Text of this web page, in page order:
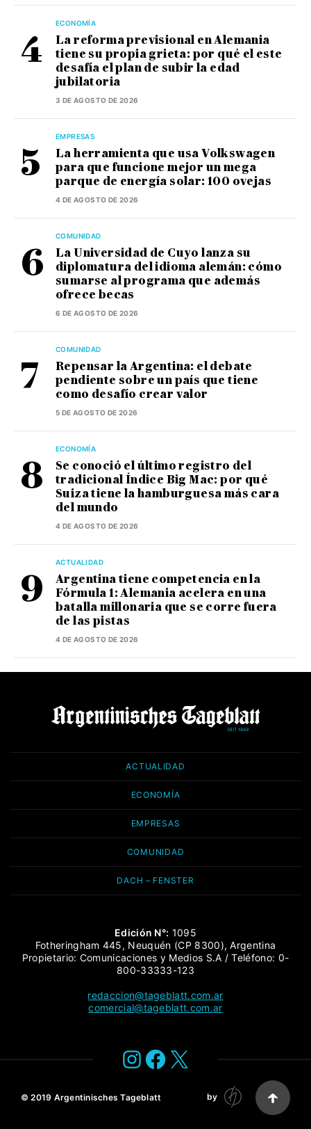
ECONOMÍA
La reforma previsional en Alemania
tiene su propia grieta: por qué el este
desafía el plan de subir la edad
jubilatoria
3 DE AGOSTO DE 2026
EMPRESAS
La herramienta que usa Volkswagen
para que funcione mejor un mega
parque de energía solar: 100 ovejas
4 DE AGOSTO DE 2026
COMUNIDAD
La Universidad de Cuyo lanza su
diplomatura del idioma alemán: cómo
sumarse al programa que además
ofrece becas
6 DE AGOSTO DE 2026
COMUNIDAD
Repensar la Argentina: el debate
pendiente sobre un país que tiene
como desafío crear valor
5 DE AGOSTO DE 2026
ECONOMÍA
Se conoció el último registro del
tradicional Índice Big Mac: por qué
Suiza tiene la hamburguesa más cara
del mundo
4 DE AGOSTO DE 2026
ACTUALIDAD
Argentina tiene competencia en la
Fórmula 1: Alemania acelera en una
batalla millonaria que se corre fuera
de las pistas
4 DE AGOSTO DE 2026
ACTUALIDAD
ECONOMÍA
EMPRESAS
COMUNIDAD
DACH – FENSTER
Edición N°: 1095
Fotheringham 445, Neuquén (CP 8300), Argentina
Propietario: Comunicaciones y Medios S.A / Teléfono: 0-
800-33333-123
redaccion@tageblatt.com.ar
comercial@tageblatt.com.ar
Instagram
Facebook
X
© 2019 Argentinisches Tageblatt by